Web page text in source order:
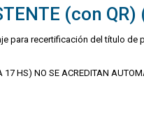
(con
para recertificación del título de
HS) NO SE ACREDITAN